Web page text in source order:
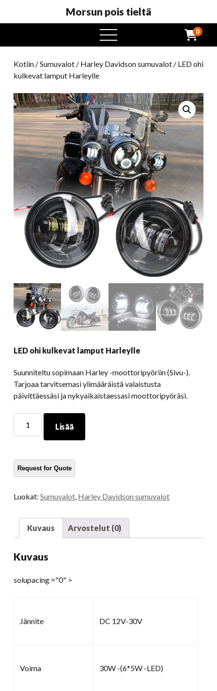
Morsun pois tieltä
avaa
valikko
0
Kotiin /Sumuvalot / Harley Davidson sumuvalot / LED ohi
kulkevat lamput Harleylle
LED ohi kulkevat lamput Harleylle
Suunniteltu sopimaan Harley -moottoripyöriin (Sivu-).
Tarjoaa tarvitsemasi ylimääräistä valaistusta
päivittäessäsi ja nykyaikaistaessasi moottoripyöräsi.
Harleylle
määrä
Lisää
Luokat: Sumuvalot Harley Davidson sumuvalot
Kuvaus Arvostelut (0)
Kuvaus
solupacing ="0" >
Jännite DC 12V-30V
Voima 30W -(6*5W -LED)